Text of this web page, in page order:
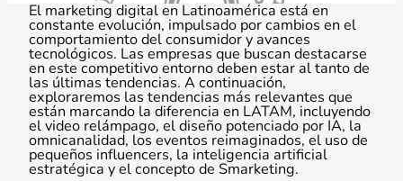
El marketing digital en Latinoamérica está en
constante evolución, impulsado por cambios en el
comportamiento del consumidor y avances
tecnológicos. Las empresas que buscan destacarse
en este competitivo entorno deben estar al tanto de
las últimas tendencias. A continuación,
exploraremos las tendencias más relevantes que
están marcando la diferencia en LATAM, incluyendo
el video relámpago, el diseño potenciado por IA, la
omnicanalidad, los eventos reimaginados, el uso de
pequeños influencers, la inteligencia artificial
estratégica y el concepto de Smarketing.